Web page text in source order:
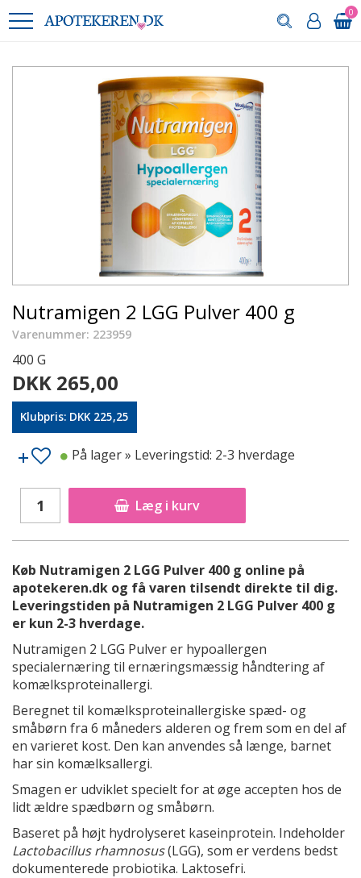
0
Nutramigen 2 LGG Pulver 400 g
Varenummer: 223959
400 G
DKK 265,00
Klubpris: DKK 225,25
Læg i kurv
På lager» Leveringstid: 2-3 hverdage
Køb Nutramigen 2 LGG Pulver 400 g online på
apotekeren.dk og få varen tilsendt direkte til dig.
Leveringstiden på Nutramigen 2 LGG Pulver 400 g
er kun 2-3 hverdage.
Nutramigen 2 LGG Pulver er hypoallergen
specialernæring til ernæringsmæssig håndtering af
komælksproteinallergi.
Beregnet til komælksproteinallergiske spæd- og
småbørn fra 6 måneders alderen og frem som en del af
en varieret kost. Den kan anvendes så længe, barnet
har sin komælksallergi.
Smagen er udviklet specielt for at øge accepten hos de
lidt ældre spædbørn og småbørn.
Baseret på højt hydrolyseret kaseinprotein. Indeholder
Lactobacillus rhamnosus(LGG), som er verdens bedst
dokumenterede probiotika. Laktosefri.